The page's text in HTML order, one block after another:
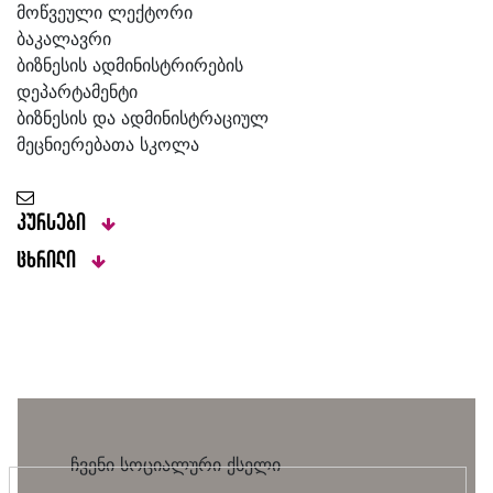
მოწვეული ლექტორი
ბაკალავრი
ბიზნესის ადმინისტრირების
დეპარტამენტი
ბიზნესის და ადმინისტრაციულ
მეცნიერებათა სკოლა
კურსები
ცხრილი
ჩვენი სოციალური ქსელი